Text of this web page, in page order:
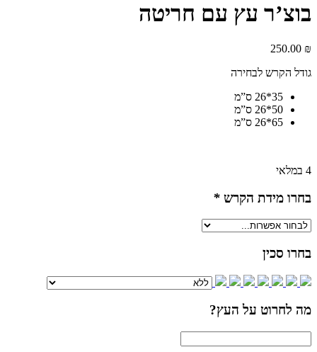
בוצ’ר עץ עם חריטה
250.00 ₪
גודל הקרש לבחירה
35*26 ס”מ
50*26 ס”מ
65*26 ס”מ
4 במלאי
בחרו מידת הקרש *
בחרו סכין
מה לחרוט על העץ?